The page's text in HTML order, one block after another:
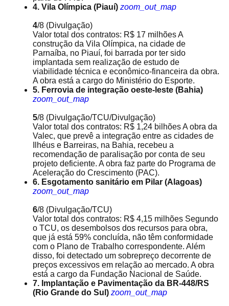
4. Vila Olímpica (Piauí) zoom_out_map
4/8 (Divulgação)
Valor total dos contratos: R$ 17 milhões A
construção da Vila Olímpica, na cidade de
Parnaíba, no Piauí, foi barrada por ter sido
implantada sem realização de estudo de
viabilidade técnica e econômico-financeira da obra.
A obra está a cargo do Ministério do Esporte.
5. Ferrovia de integração oeste-leste (Bahia)
zoom_out_map
5/8 (Divulgação/TCU/Divulgação)
Valor total dos contratos: R$ 1,24 bilhões A obra da
Valec, que prevê a integração entre as cidades de
Ilhéus e Barreiras, na Bahia, recebeu a
recomendação de paralisação por conta de seu
projeto deficiente. A obra faz parte do Programa de
Aceleração do Crescimento (PAC).
6. Esgotamento sanitário em Pilar (Alagoas)
zoom_out_map
6/8 (Divulgação/TCU)
Valor total dos contratos: R$ 4,15 milhões Segundo
o TCU, os desembolsos dos recursos para obra,
que já está 59% concluída, não têm conformidade
com o Plano de Trabalho correspondente. Além
disso, foi detectado um sobrepreço decorrente de
preços excessivos em relação ao mercado. A obra
está a cargo da Fundação Nacional de Saúde.
7. Implantação e Pavimentação da BR-448/RS
(Rio Grande do Sul) zoom_out_map